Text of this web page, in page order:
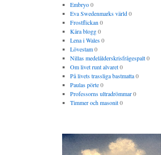
Embryo0
Eva Swedenmarks värld0
Frostflickan 0
Kära blogg0
Lena i Wales0
Lövestam0
Nillas medelålderskrisfrågespalt0
Om livet runt alvaret0
På livets trassliga bastmatta0
Paulas pörte0
Professorns ultradrömmar0
Timmer och masonit0